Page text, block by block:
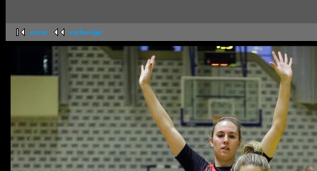
erste vorherige